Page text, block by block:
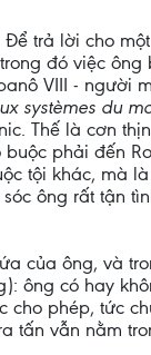
trả lời cho
đó việc ông
VIII - người
systèmes du
Thế là cơn
phải đến
tội khác, mà
ông rất tận
của ông, và
ông có hay
cho phép, tức
tấn vẫn nằm